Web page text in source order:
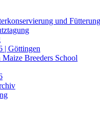
und Fütterung
| Göttingen
Breeders School